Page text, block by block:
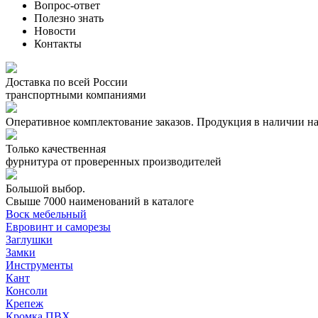
Вопрос-ответ
Полезно знать
Новости
Контакты
Доставка по всей России
транспортными компаниями
Оперативное комплектование заказов. Продукция в наличии
Только качественная
фурнитура от проверенных производителей
Большой выбор.
Свыше 7000 наименований в каталоге
Воск мебельный
Евровинт и саморезы
Заглушки
Замки
Инструменты
Кант
Консоли
Крепеж